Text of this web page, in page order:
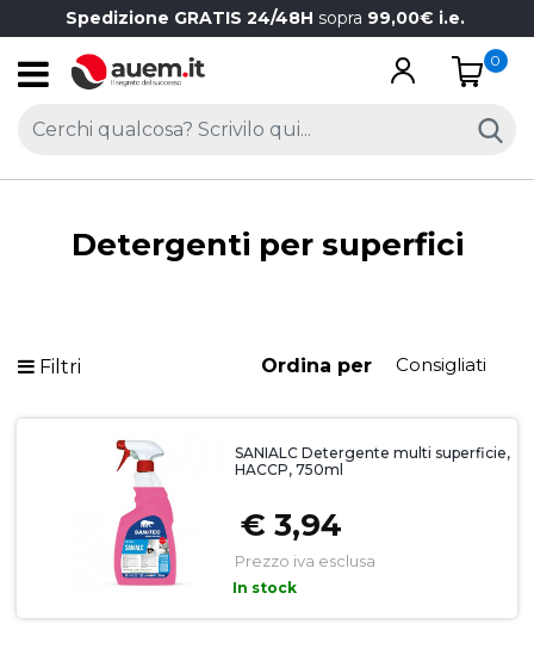
Spedizione GRATIS 24/48H sopra 99,00€ i.e.
Open
0
Detergenti per superfici
Filtri Ordina per
SANIALC Detergente multi superficie,
HACCP, 750ml
€ 3,94
Prezzo iva esclusa
In stock